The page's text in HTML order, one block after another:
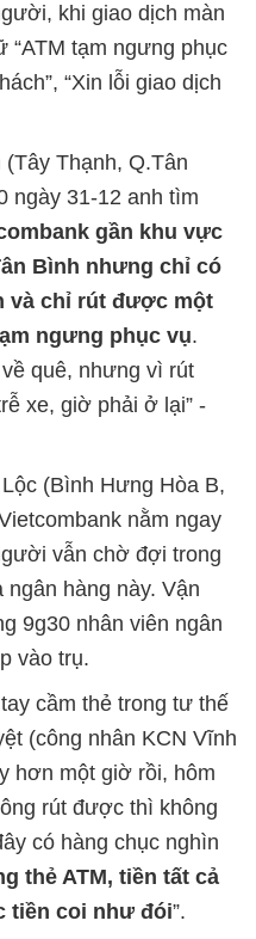
khi giao dịch màn
“ATM tạm ngưng phục
“Xin lỗi giao dịch
Thạnh, Q.Tân
ngày 31-12 anh tìm
gần khu vực
Bình nhưng chỉ có
và chỉ rút được một
ngưng phục vụ.
quê, nhưng vì rút
xe, giờ phải ở lại” -
(Bình Hưng Hòa B,
nằm ngay
vẫn chờ đợi trong
ngân hàng này. Vận
9g30 nhân viên ngân
vào trụ.
cầm thẻ trong tư thế
(công nhân KCN Vĩnh
hơn một giờ rồi, hôm
rút được thì không
có hàng chục nghìn
thẻ ATM, tiền tất cả
tiền coi như đói”.